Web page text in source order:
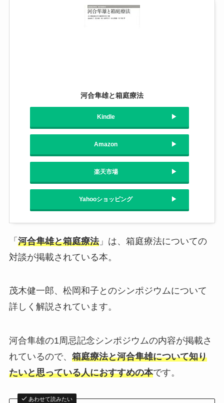
河合隼雄と箱庭療法
Kindle
Amazon
楽天市場
Yahooショッピング
「 河合隼雄と箱庭療法」は、箱庭療法についての
対談が掲載されている本。
茂木健一郎、松岡和子とのシンポジウムについて
詳しく解説されています。
河合隼雄の1周忌記念シンポジウムの内容が掲載さ
れているので、 箱庭療法と河合隼雄について知り
たいと思っている人におすすめの本です。
あわせて読みたい